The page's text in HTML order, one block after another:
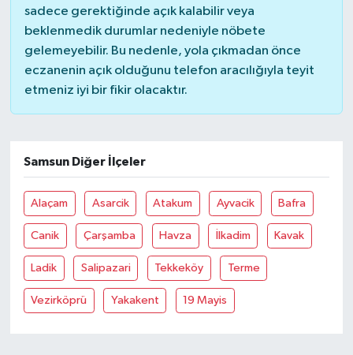
sadece gerektiğinde açık kalabilir veya
beklenmedik durumlar nedeniyle nöbete
gelemeyebilir. Bu nedenle, yola çıkmadan önce
eczanenin açık olduğunu telefon aracılığıyla teyit
etmeniz iyi bir fikir olacaktır.
Samsun Diğer İlçeler
Alaçam Asarcik Atakum Ayvacik Bafra
Canik Çarşamba Havza İlkadim Kavak
Ladik Salipazari Tekkeköy Terme
Vezirköprü Yakakent 19 Mayis